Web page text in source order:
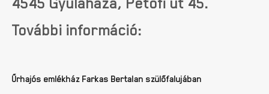
További információ:
Űrhajós emlékház Farkas Bertalan szülőfalujában